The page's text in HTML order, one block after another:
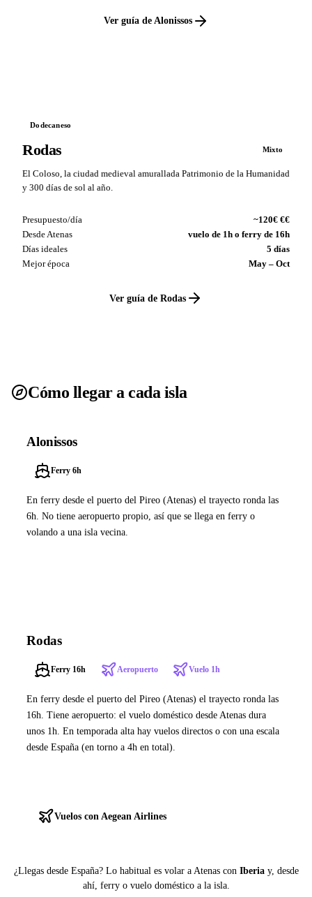
Ver guía de Alonissos
Dodecaneso
Rodas Mixto
El Coloso, la ciudad medieval amurallada Patrimonio de la Humanidad
y 300 días de sol al año.
Presupuesto/día
~120€ €€
Desde Atenas
vuelo de 1h o ferry de 16h
Días ideales
5 días
Mejor época
May – Oct
Ver guía de Rodas
Cómo llegar a cada isla
Alonissos
Ferry 6h
En ferry desde el puerto del Pireo (Atenas) el trayecto ronda las
6h. No tiene aeropuerto propio, así que se llega en ferry o
volando a una isla vecina.
Rodas
Ferry 16h Aeropuerto Vuelo 1h
En ferry desde el puerto del Pireo (Atenas) el trayecto ronda las
16h. Tiene aeropuerto: el vuelo doméstico desde Atenas dura
unos 1h. En temporada alta hay vuelos directos o con una escala
desde España (en torno a 4h en total).
Vuelos con Aegean Airlines
¿Llegas desde España? Lo habitual es volar a Atenas con Iberiay, desde
ahí, ferry o vuelo doméstico a la isla.